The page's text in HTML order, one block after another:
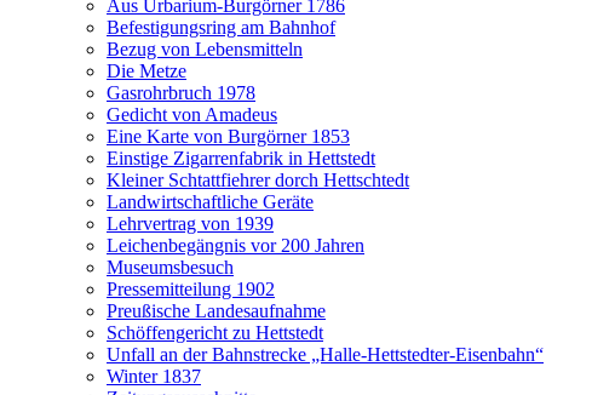
Aus Urbarium-Burgörner 1786
Befestigungsring am Bahnhof
Bezug von Lebensmitteln
Die Metze
Gasrohrbruch 1978
Gedicht von Amadeus
Eine Karte von Burgörner 1853
Einstige Zigarrenfabrik in Hettstedt
Kleiner Schtattfiehrer dorch Hettschtedt
Landwirtschaftliche Geräte
Lehrvertrag von 1939
Leichenbegängnis vor 200 Jahren
Museumsbesuch
Pressemitteilung 1902
Preußische Landesaufnahme
Schöffengericht zu Hettstedt
Unfall an der Bahnstrecke „Halle-Hettstedter-Eisenbahn“
Winter 1837